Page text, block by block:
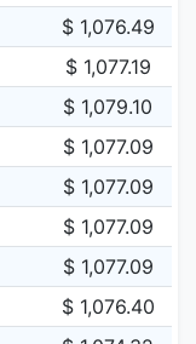
$ 1,076.49
$ 1,077.19
$ 1,079.10
$ 1,077.09
$ 1,077.09
$ 1,077.09
$ 1,077.09
$ 1,076.40